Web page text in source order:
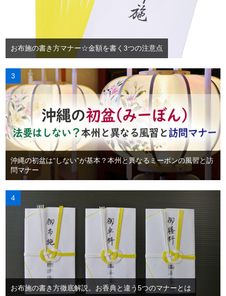
お布施の書き方マナー☆金額を書く3つの注意点
沖縄の初盆は“しない”が基本？本州と異なるミーボンの風習と訪
問マナー
お布施の書き方徹底解説。お香典と違う5つのマナーとは